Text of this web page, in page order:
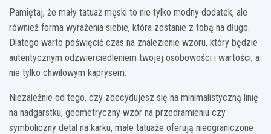
Pamiętaj, że mały tatuaż męski to nie tylko modny dodatek, ale
również forma wyrażenia siebie, która zostanie z tobą na długo.
Dlatego warto poświęcić czas na znalezienie wzoru, który będzie
autentycznym odzwierciedleniem twojej osobowości i wartości, a
nie tylko chwilowym kaprysem.
Niezależnie od tego, czy zdecydujesz się na minimalistyczną linię
na nadgarstku, geometryczny wzór na przedramieniu czy
symboliczny detal na karku, małe tatuaże oferują nieograniczone